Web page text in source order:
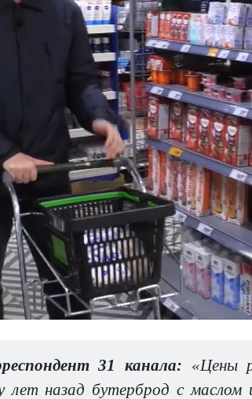
31 канала: «Цены
лет назад бутерброд с маслом